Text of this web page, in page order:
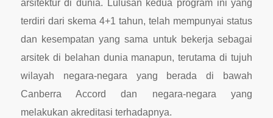
arsitektur di dunia. Lulusan kedua program ini yang
terdiri dari skema 4+1 tahun, telah mempunyai status
dan kesempatan yang sama untuk bekerja sebagai
arsitek di belahan dunia manapun, terutama di tujuh
wilayah negara-negara yang berada di bawah
Canberra Accord dan negara-negara yang
melakukan akreditasi terhadapnya.